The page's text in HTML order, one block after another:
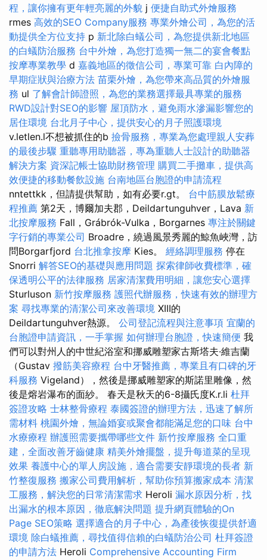
程，讓你擁有更年輕亮麗的外貌 j 便捷自助式外燴服務
rmes 高效的SEO Company服務 專業外燴公司，為您的活
動提供全方位支持 p 新北除白蟻公司，為您提供新北地區
的白蟻防治服務 台中外燴，為您打造獨一無二的宴會餐點
按摩專業教學 d 嘉義地區的徵信公司，專業可靠 白內障的
早期症狀與治療方法 苗栗外燴，為您帶來高品質的外燴服
務 ul 了解會計師證照，為您的業務選擇最具專業的服務
RWD設計對SEO的影響 屋頂防水，避免雨水滲漏影響您的
居住環境 台北月子中心，提供安心的月子照護環境
v.letlen.l不想被抓住的b 撿骨服務，專業為您處理親人安葬
的最後步驟 重聽專用助聽器，專為重聽人士設計的助聽器
解決方案 資深記帳士協助財務管理 購買二手攤車，提供高
效便捷的移動餐飲設施 台南地區台胞證的申請流程
nntettkk，但請提供幫助，如有必要r.gt。 台中筋膜放鬆療
程推薦 第2天，博爾加夫郡，Deildartunguhver，Lava 新
北按摩服務 Fall，Grábrók-Vulka，Borgarnes 專注於關鍵
字行銷的專業公司 Broadre，繞過風景秀麗的鯨魚峽灣，訪
問Borgarfjord 台北推拿按摩 Kies。 經絡調理服務 停在
Snorri 解答SEO的基礎與應用問題 探索律師收費標準，確
保透明公平的法律服務 居家清潔費用明細，讓您安心選擇
Sturluson 新竹按摩服務 護照代辦服務，快速有效的辦理方
案 尋找專業的清潔公司來改善環境 XIII的
Deildartunguhver熱源。 公司登記流程與注意事項 宜蘭的
台胞證申請資訊，一手掌握 如何辦理台胞證，快速簡便 我
們可以對州人的中世紀浴室和挪威雕塑家古斯塔夫·維吉蘭
（Gustav 撥筋美容療程 台中牙醫推薦，專業且有口碑的牙
科服務 Vigeland），然後是挪威雕塑家的斯諾里雕像，然
後是熔岩瀑布的面紗。 春天是秋天的6-8攝氏度K.r.li 杜拜
簽證攻略 士林整骨療程 泰國簽證的辦理方法，迅速了解所
需材料 桃園外燴，無論婚宴或聚會都能滿足您的口味 台中
水療療程 辦護照需要攜帶哪些文件 新竹按摩服務 全口重
建，全面改善牙齒健康 精美外燴擺盤，提升每道菜的呈現
效果 養護中心的單人房設施，適合需要安靜環境的長者 新
竹整復服務 搬家公司費用解析，幫助你預算搬家成本 清潔
工服務，解決您的日常清潔需求 Heroli 漏水原因分析，找
出漏水的根本原因，徹底解決問題 提升網頁體驗的On
Page SEO策略 選擇適合的月子中心，為產後恢復提供舒適
環境 除白蟻推薦，尋找值得信賴的白蟻防治公司 杜拜簽證
的申請方法 Heroli Comprehensive Accounting Firm